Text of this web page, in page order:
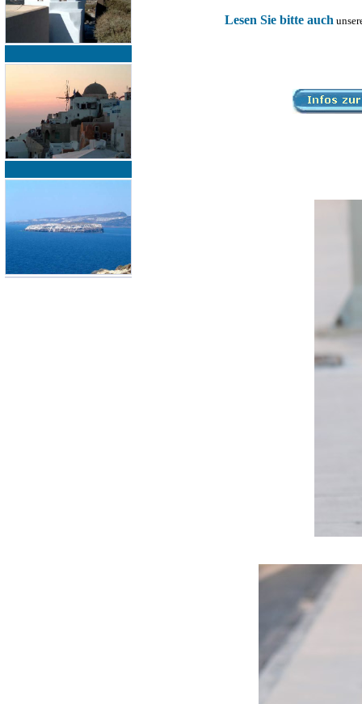
Lesen Sie bitte auch